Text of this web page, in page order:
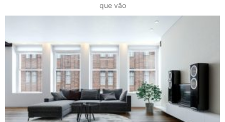
que vão